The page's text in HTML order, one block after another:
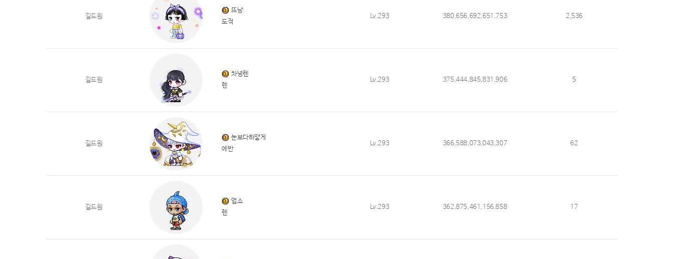
길드원
뜨낭
도적
Lv.293 380,656,692,651,753 2,536
길드원
차넝렌
렌
Lv.293 375,444,845,831,906 5
길드원
눈보다하얗게
에반
Lv.293 366,588,073,043,307 62
길드원
업소
렌
Lv.293 362,875,461,156,858 17